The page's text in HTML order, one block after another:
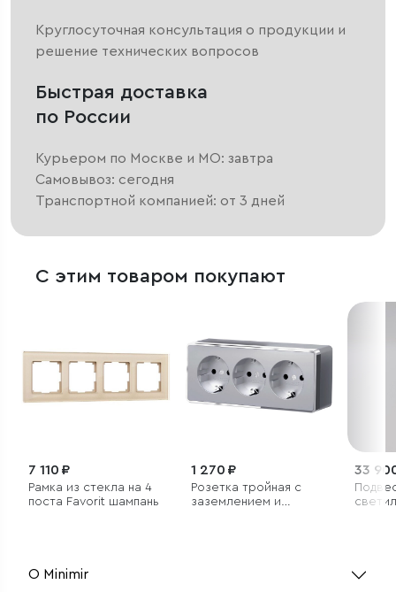
Круглосуточная консультация о продукции и
решение технических вопросов
Быстрая доставка
по России
Курьером по Москве и МО: завтра
Самовывоз: сегодня
Транспортной компанией: от 3 дней
С этим товаром покупают
7 110 ₽
Рамка из стекла на 4
поста Favorit шампань
1 270 ₽
Розетка тройная с
заземлением и
33
О Minimir